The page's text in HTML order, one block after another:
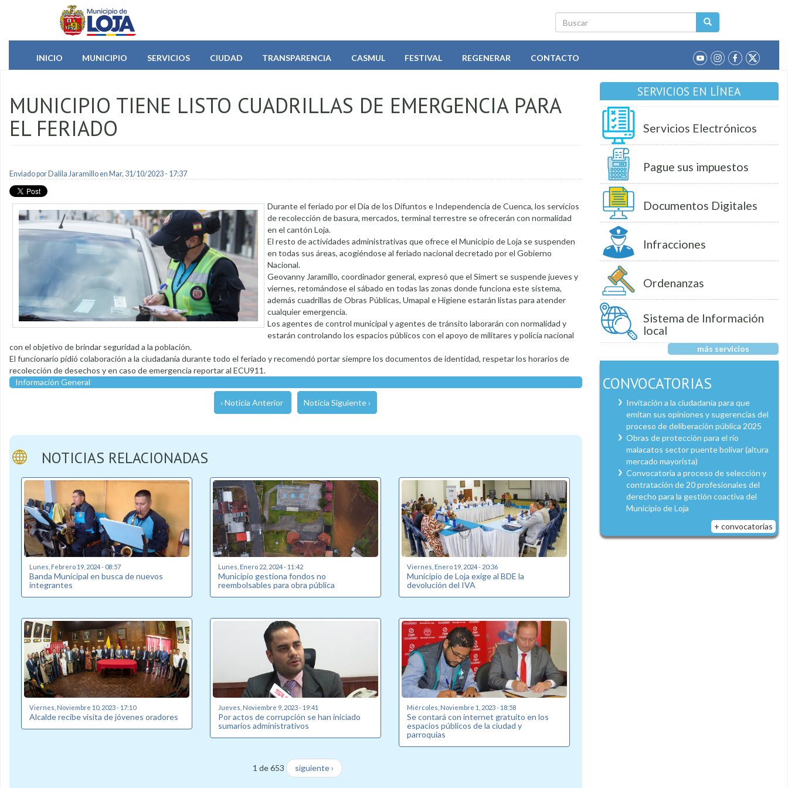
Pasar al contenido principal
Buscar
INICIO
MUNICIPIO SERVICIOS CIUDAD TRANSPARENCIA CASMUL FESTIVAL REGENERAR CONTACTO
MUNICIPIO TIENE LISTO CUADRILLAS DE EMERGENCIA PARA
EL FERIADO
Enviado por Dalila Jaramilloen Mar, 31/10/2023 - 17:37
Durante el feriado por el Día de los Difuntos e Independencia de Cuenca, los servicios
de recolección de basura, mercados, terminal terrestre se ofrecerán con normalidad
en el cantón Loja.
El resto de actividades administrativas que ofrece el Municipio de Loja se suspenden
en todas sus áreas, acogiéndose al feriado nacional decretado por el Gobierno
Nacional.
Geovanny Jaramillo, coordinador general, expresó que el Simert se suspende jueves y
viernes, retomándose el sábado en todas las zonas donde funciona este sistema,
además cuadrillas de Obras Públicas, Umapal e Higiene estarán listas para atender
cualquier emergencia.
Los agentes de control municipal y agentes de tránsito laborarán con normalidad y
estarán controlando los espacios públicos con el apoyo de militares y policía nacional
con el objetivo de brindar seguridad a la población.
El funcionario pidió colaboración a la ciudadanía durante todo el feriado y recomendó portar siempre los documentos de identidad, respetar los horarios de
recolección de desechos y en caso de emergencia reportar al ECU911.
Información General
‹ Noticia Anterior Noticia Siguiente ›
NOTICIAS RELACIONADAS
Lunes, Febrero 19, 2024 - 08:57
Banda Municipal en busca de nuevos
integrantes
Lunes, Enero 22, 2024 - 11:42
Municipio gestiona fondos no
reembolsables para obra pública
Viernes, Enero 19, 2024 - 20:36
Municipio de Loja exige al BDE la
devolución del IVA
Viernes, Noviembre 10, 2023 - 17:10
Alcalde recibe visita de jóvenes oradores
Jueves, Noviembre 9, 2023 - 19:41
Por actos de corrupción se han iniciado
sumarios administrativos
Miércoles, Noviembre 1, 2023 - 18:58
Se contará con internet gratuito en los
espacios públicos de la ciudad y
parroquias
1 de 653 siguiente ›
SERVICIOS EN LÍNEA
Servicios Electrónicos
Pague sus impuestos
Documentos Digitales
Infracciones
Ordenanzas
Sistema de Información
local
más servicios
CONVOCATORIAS
Invitación a la ciudadanía para que
emitan sus opiniones y sugerencias del
proceso de deliberación pública 2025
Obras de protección para el río
malacatos sector puente bolívar (altura
mercado mayorista)
Convocatoria a proceso de selección y
contratación de 20 profesionales del
derecho para la gestión coactiva del
Municipio de Loja
+ convocatorias